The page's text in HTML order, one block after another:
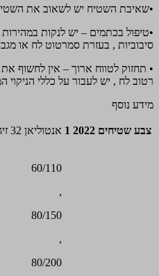
•שאיבת השטיח יש לשאוב את
•טיפול בכתמים – יש לנקות
סיבוביות , בעזרת סמרטוט לח או
• תחזוק לטווח ארוך – אין לחשוף
רטוב לח , יש לעבור על כללי הניקוי
מידע נוסף
צבע שטיחים 2022 1 אנטוליאן 32 זיגלר אדום
60/110
,
80/150
,
80/200